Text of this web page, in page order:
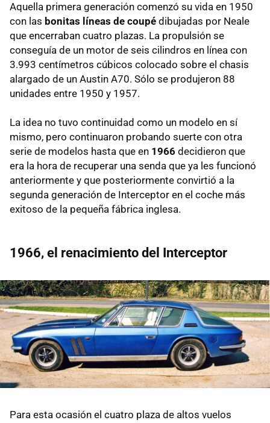
Aquella primera generación comenzó su vida en 1950
con las bonitas líneas de coupé dibujadas por Neale
que encerraban cuatro plazas. La propulsión se
conseguía de un motor de seis cilindros en línea con
3.993 centímetros cúbicos colocado sobre el chasis
alargado de un Austin A70. Sólo se produjeron 88
unidades entre 1950 y 1957.
La idea no tuvo continuidad como un modelo en sí
mismo, pero continuaron probando suerte con otra
serie de modelos hasta que en 1966 decidieron que
era la hora de recuperar una senda que ya les funcionó
anteriormente y que posteriormente convirtió a la
segunda generación de Interceptor en el coche más
exitoso de la pequeña fábrica inglesa.
1966, el renacimiento del Interceptor
Para esta ocasión el cuatro plaza de altos vuelos